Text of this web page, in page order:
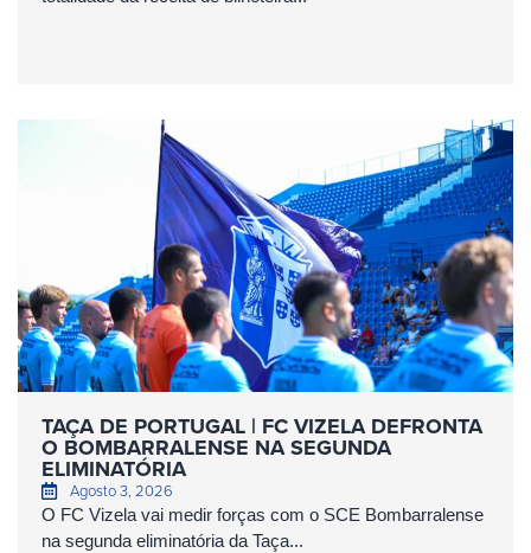
TAÇA DE PORTUGAL | FC VIZELA DEFRONTA
O BOMBARRALENSE NA SEGUNDA
ELIMINATÓRIA
Agosto 3, 2026
O FC Vizela vai medir forças com o SCE Bombarralense
na segunda eliminatória da Taça...